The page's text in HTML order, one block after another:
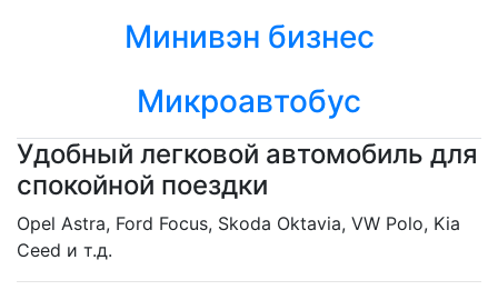
Минивэн бизнес
Микроавтобус
Удобный легковой автомобиль для
спокойной поездки
Opel Astra, Ford Focus, Skoda Oktavia, VW Polo, Kia
Ceed и т.д.